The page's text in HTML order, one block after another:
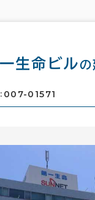
生命ビルの
007-01571